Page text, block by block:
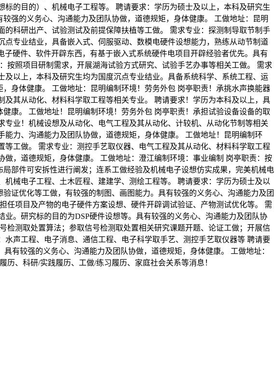
的目的）、机械电子工程等。 聘请要求：学历为硕士及以上，本科及研究生
强的义务心、沟通能力及团队协做，道德规矩，身体健康。 工做地址：昆明
科研出产、试验测试及前提保障扶植等工做。 需求专业：探测制导取节制手
专业结业，具备嵌入式、伺服驱动、数模电硬件设想能力，熟练从动节制道
硬件、软件开辟东西，有基于嵌入式系统硬件电项目开辟经验者优先。具有
照项目研制需求，开展湖海试验方式研究、试验手艺办事等相关工做。 需求
以上，本科及研究生均为国度沉点专业结业。具备系统科学、系统工程、运
身体健康。 工做地址：昆明编制环境！劳务外包 岗亭职责！承挑水声换能器
其从动化、材料科学取工程等相关专业。 聘请要求！学历为本科及以上，具
康。 工做地址！昆明编制环境！劳务外包 岗亭职责！承担试验设备设备的取
业！机械设想及从动化、电气工程及其从动化、计较机、从动化节制等相关
力、沟通能力及团队协做，道德规矩，身体健康。 工做地址！昆明编制环
工做。 需求专业：测控手艺取仪器、电气工程及其从动化、材料科学取工程
，道德规矩，身体健康。 工做地址：澄江编制环境：事业编制 岗亭职责：按
部件可安拆性进行阐发；连系工做经验及机械电子设想仿实成果，完美机械电
械电子工程、土木匠程、建建学、测绘工程等。 聘请要求：学历为硕士及以
证优化等工做，有较强的制图、画图能力。具有较强的义务心、沟通能力及团
项目及产物的电子硬件方案设想、硬件开辟调试验证、产物测试优化等。 需
。研究标的目的为DSP硬件设想等。具有较强的义务心、沟通能力及团队协
测取处置算法；参取信号检测取处置相关研究课题开题、论证工做；开展信
声工程、电子消息、通信工程、电子科学取手艺、测控手艺取仪器等 聘请要
有较强的义务心、沟通能力及团队协做，道德规矩，身体健康。 工做地址：
、科研/实践履历、工做/练习履历、家庭社会关系等消息！